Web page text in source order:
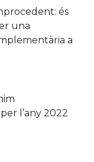
és
una
a
l’any 2022